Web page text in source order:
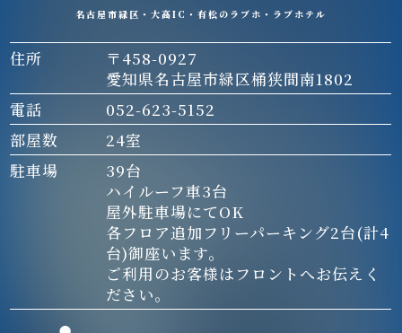
名古屋市緑区・大高IC・有松のラブホ・ラブホテル
住所
〒458-0927
愛知県名古屋市緑区桶狭間南1802
電話
052-623-5152
部屋数
24室
駐車場
39台
ハイルーフ車3台
屋外駐車場にてOK
各フロア追加フリーパーキング2台(計4
台)御座います。
ご利用のお客様はフロントへお伝えく
ださい。